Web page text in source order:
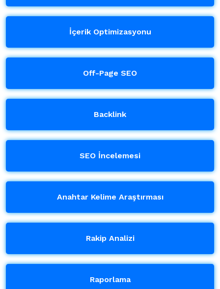
İçerik Optimizasyonu
Off-Page SEO
Backlink
SEO İncelemesi
Anahtar Kelime Araştırması
Rakip Analizi
Raporlama